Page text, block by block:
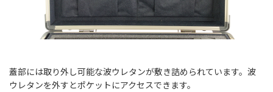
蓋部には取り外し可能な波ウレタンが敷き詰められています。波
ウレタンを外すとポケットにアクセスできます。